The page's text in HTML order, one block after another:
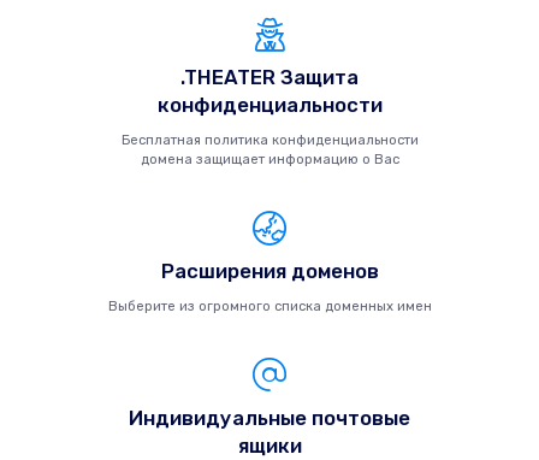
.THEATER Защита
конфиденциальности
Бесплатная политика конфиденциальности
домена защищает информацию о Вас
Расширения доменов
Выберите из огромного списка доменных имен
Индивидуальные почтовые
ящики